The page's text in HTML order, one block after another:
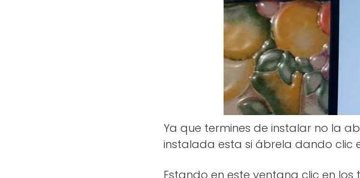
Ya que termines de instalar no la
instalada esta si ábrela dando clic
Estando en este ventana clic en